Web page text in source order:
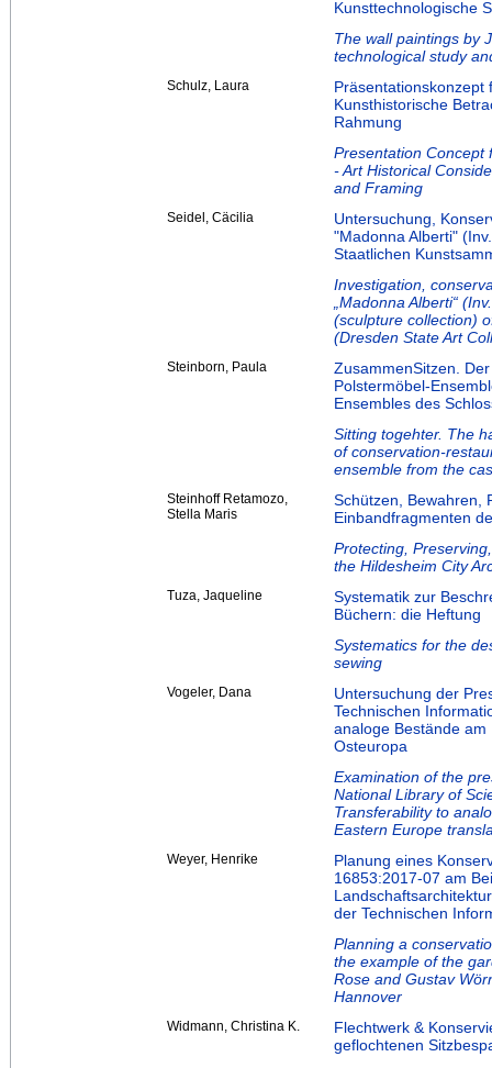
Kunsttechnologische
The wall paintings by
technological study
Schulz, Laura
Präsentationskonzept
Kunsthistorische
Rahmung
Presentation Concept
- Art Historical
and Framing
Seidel, Cäcilia
Untersuchung,
"Madonna Alberti"
Staatlichen
Investigation,
„Madonna Alberti“
(sculpture collection)
(Dresden State Art
Steinborn, Paula
ZusammenSitzen.
Polstermöbel-
Ensembles des
Sitting togehter. The
of conservation-
ensemble from the
Steinhoff Retamozo,
Stella Maris
Schützen, Bewahren,
Einbandfragmenten
Protecting,
the Hildesheim City
Tuza, Jaqueline
Systematik zur
Büchern: die Heftung
Systematics for the
sewing
Vogeler, Dana
Untersuchung der
Technischen
analoge Bestände
Osteuropa
Examination of the
National Library of
Transferability to
Eastern Europe
Weyer, Henrike
Planung eines
16853:2017-07 am
der Technischen
Planning a
the example of the
Rose and Gustav
Hannover
Widmann, Christina K.
Flechtwerk &
geflochtenen